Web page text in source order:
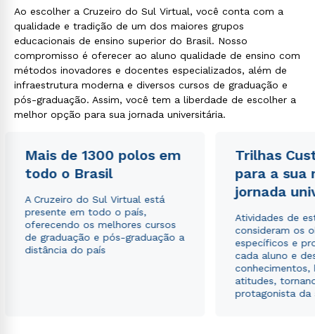
Ao escolher a Cruzeiro do Sul Virtual, você conta com a
qualidade e tradição de um dos maiores grupos
educacionais de ensino superior do Brasil. Nosso
compromisso é oferecer ao aluno qualidade de ensino com
métodos inovadores e docentes especializados, além de
infraestrutura moderna e diversos cursos de graduação e
pós-graduação. Assim, você tem a liberdade de escolher a
melhor opção para sua jornada universitária.
Mais de 1300 polos em
todo o Brasil
A Cruzeiro do Sul Virtual está
presente em todo o país,
oferecendo os melhores cursos
de graduação e pós-graduação a
distância do país
Trilhas
para a sua
jornada
Atividades de
consideram os
específicos e
cada aluno e
conhecimentos,
atitudes,
protagonista da